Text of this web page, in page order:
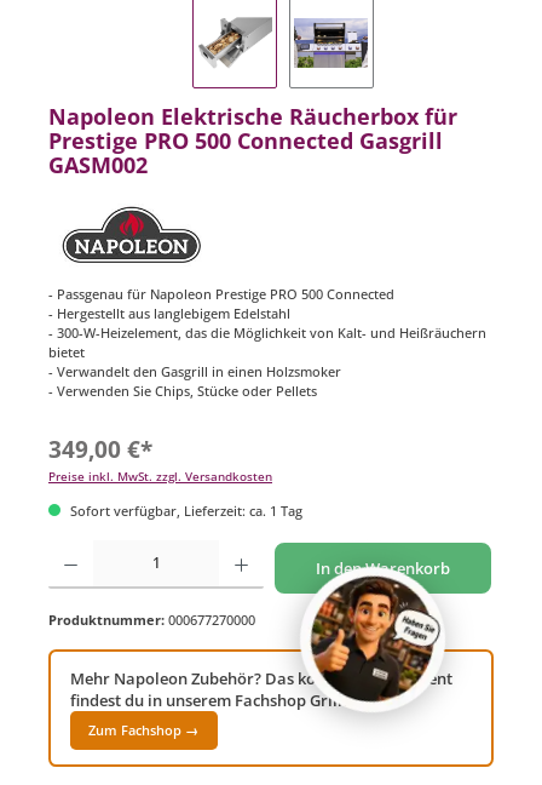
Napoleon Elektrische Räucherbox für
Prestige PRO 500 Connected Gasgrill
GASM002
- Passgenau für Napoleon Prestige PRO 500 Connected
- Hergestellt aus langlebigem Edelstahl
- 300-W-Heizelement, das die Möglichkeit von Kalt- und Heißräuchern
bietet
- Verwandelt den Gasgrill in einen Holzsmoker
- Verwenden Sie Chips, Stücke oder Pellets
349,00 €*
Preise inkl. MwSt. zzgl. Versandkosten
Sofort verfügbar, Lieferzeit: ca. 1 Tag
Produkt Anzahl: Gib den gewünschten Wert ein oder benutze die Schaltflächen um
In den Warenkorb
Produktnummer: 000677270000
Mehr Napoleon Zubehör? Das komplette Sortiment
findest du in unserem Fachshop Grillwelt24!
Zum Fachshop →